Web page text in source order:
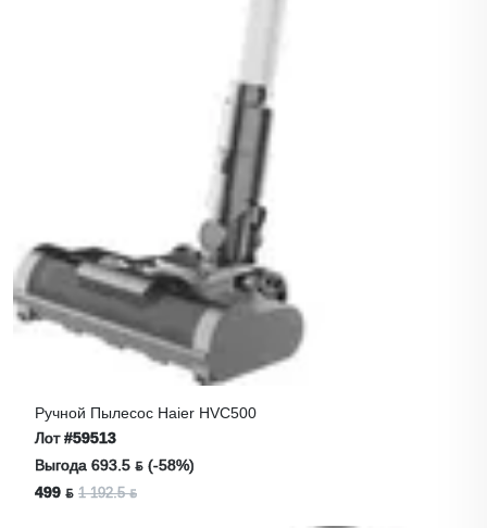
Ручной Пылесос Haier HVC500
Лот#59513
Выгода 693.5 ƃ (-58%)
499 ƃ 1 192.5 ƃ